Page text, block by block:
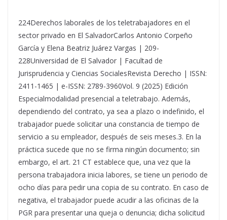
224Derechos laborales de los teletrabajadores en el
sector privado en El SalvadorCarlos Antonio Corpeño
García y Elena Beatriz Juárez Vargas | 209-
228Universidad de El Salvador | Facultad de
Jurisprudencia y Ciencias SocialesRevista Derecho | ISSN:
2411-1465 | e-ISSN: 2789-3960Vol. 9 (2025) Edición
Especialmodalidad presencial a teletrabajo. Además,
dependiendo del contrato, ya sea a plazo o indefinido, el
trabajador puede solicitar una constancia de tiempo de
servicio a su empleador, después de seis meses.3. En la
práctica sucede que no se firma ningún documento; sin
embargo, el art. 21 CT establece que, una vez que la
persona trabajadora inicia labores, se tiene un periodo de
ocho días para pedir una copia de su contrato. En caso de
negativa, el trabajador puede acudir a las oficinas de la
PGR para presentar una queja o denuncia; dicha solicitud